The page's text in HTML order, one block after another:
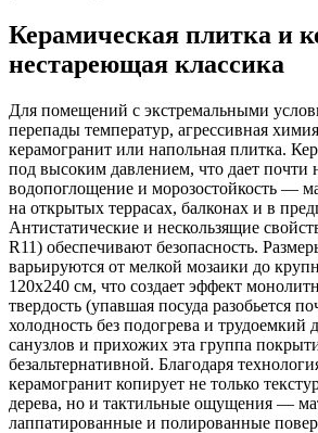
Керамическая плитка и
нестареющая классика
Для помещений с экстремальными
перепады температур, агрессивная
керамогранит или напольная плитка.
под высоким давлением, что дает почти
водопоглощение и морозостойкость —
на открытых террасах, балконах и в
Антистатические и нескользящие
R11) обеспечивают безопасность.
варьируются от мелкой мозаики до
120х240 см, что создает эффект
твердость (упавшая посуда разобьется
холодность без подогрева и
санузлов и прихожих эта группа
безальтернативной. Благодаря
керамогранит копирует не только
дерева, но и тактильные ощущения —
лаппатированные и полированные